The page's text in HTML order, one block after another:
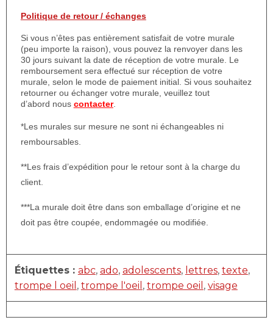
Politique de retour / échanges
Si vous n’êtes pas entièrement satisfait de votre murale
(peu importe la raison), vous pouvez la renvoyer dans les
30 jours suivant la date de réception de votre murale. Le
remboursement sera effectué sur réception de votre
murale, selon le mode de paiement initial. Si vous souhaitez
retourner ou échanger votre murale, veuillez tout
d’abord nous contacter.
*Les murales sur mesure ne sont ni échangeables ni
remboursables.
**Les frais d’expédition pour le retour sont à la charge du
client.
***La murale doit être dans son emballage d’origine et ne
doit pas être coupée, endommagée ou modifiée.
Étiquettes : abc, ado, adolescents, lettres, texte,
trompe l oeil , trompe l'oeil , trompe oeil , visage